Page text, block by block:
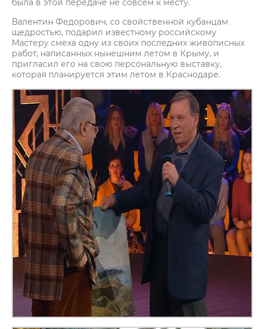
была в этой передаче не совсем к месту.
Валентин Федорович, со свойственной кубанцам
щедростью, подарил известному российскому
Мастеру смеха одну из своих последних живописных
работ, написанных нынешним летом в Крыму, и
пригласил его на свою персональную выставку,
которая планируется этим летом в Краснодаре.